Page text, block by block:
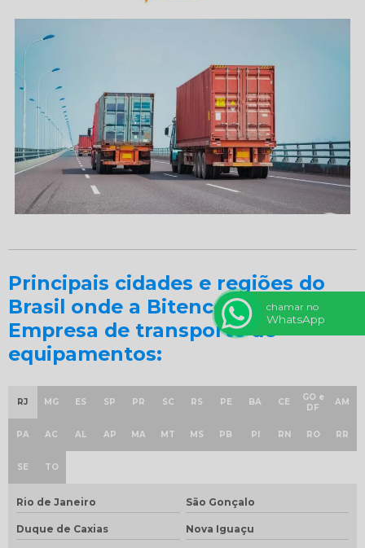
Principais cidades e regiões do
Brasil onde a Bitencourt atende
Empresa de transporte de
equipamentos:
RJ MG ES SP PR SC RS PE BA CE
GO e
DF
AM
PA AC AL AP MA MT MS PB PI RN RO RR
SE TO
Rio de Janeiro São Gonçalo
Duque de Caxias Nova Iguaçu
chamar no
WhatsApp